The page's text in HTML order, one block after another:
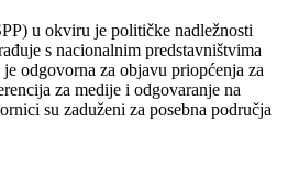
u okviru je političke nadležnosti
s nacionalnim predstavništvima
odgovorna za objavu priopćenja za
za medije i odgovaranje na
su zaduženi za posebna područja